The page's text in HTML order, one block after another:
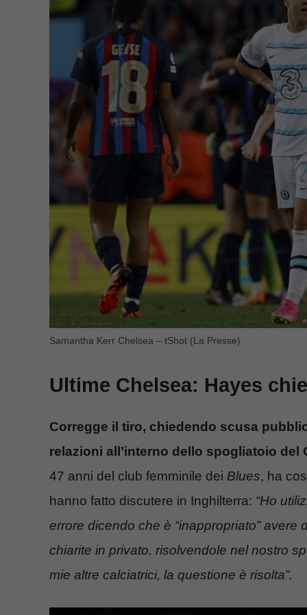
Samantha Kerr Chelsea – tShot (La Presse)
Ultime Chelsea: Hayes
Corregge il tiro, chiedendo scusa
relazioni all’interno dello spogliatoio del
47 anni del club femminile dei Blues, ha
hanno fatto discutere in Inghilterra: “Ho
errore dicendo che è “inappropriato”
chiarite in privato, risolvendole nel nostro
mie altre calciatrici, la questione è risolta”.